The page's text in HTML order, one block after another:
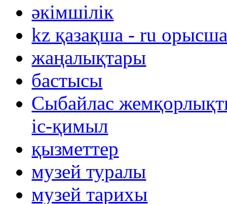
әкімшілік
kz қазақша - ru
жаңалықтары
бастысы
Сыбайлас
іс-қимыл
қызметтер
музей туралы
музей тарихы